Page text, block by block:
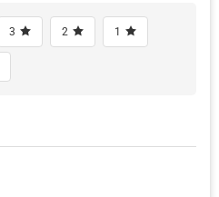
3 2 1